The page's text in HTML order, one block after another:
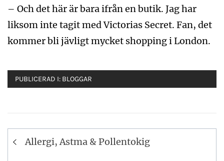
– Och det här är bara ifrån en butik. Jag har
liksom inte tagit med Victorias Secret. Fan, det
kommer bli jävligt mycket shopping i London.
PUBLICERAD I: BLOGGAR
Inläggsnavigering
Allergi, Astma & Pollentokig